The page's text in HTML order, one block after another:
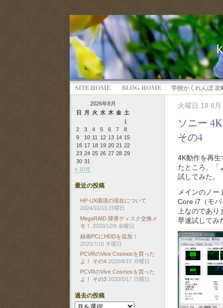
SITE HOME BLOG HOME 学校かくれんぼ 攻
火曜日 18 8
ソニー
その4
4K動作を再
たところ、「
試してみた。
メインのノ
Core i7（モ
上なのであり
早速試して
2026年8月
日
月 火 水 木 金 土
1
2
3 4 5 6 7
8
9
10 11 12 13 14 15
16 17 18 19 20 21 22
23 24 25 26 27 28 29
30 31
« 10月
最近の投稿
HP-UX環境の現在について
2024/10/13 日曜日
MegaRAID 障害ディスク交換メ
モ！
2020/12/9 水曜日
録画PCにHDDを追加！
2020/7/16 木曜日
PCVRのVive Cosmosを買った
よ！ その4 2020/6/15 月曜日
PCVRのVive Cosmosを買った
よ！ その3 2020/5/17 日曜日
過去の投稿
過